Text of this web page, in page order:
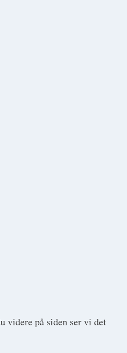
videre på siden ser vi det